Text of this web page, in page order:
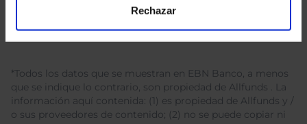
Rechazar
*Todos los datos que se muestran en EBN Banco, a menos
que se indique lo contrario, son propiedad de Allfunds . La
información aquí contenida: (1) es propiedad de Allfunds y /
o sus proveedores de contenido; (2) no se puede copiar ni